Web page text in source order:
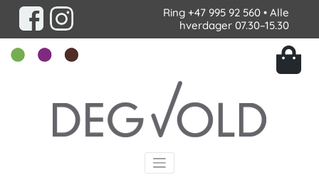
Ring +47 995 92 560 • Alle
hverdager 07.30–15.30